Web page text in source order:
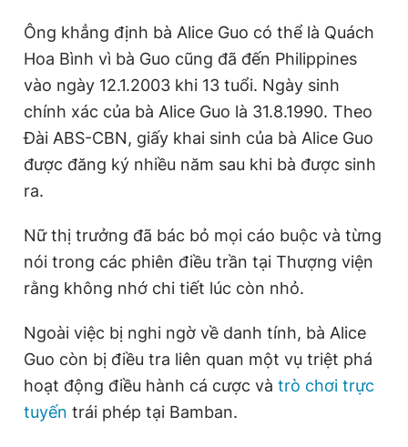
Ông khẳng định bà Alice Guo có thể là Quách
Hoa Bình vì bà Guo cũng đã đến Philippines
vào ngày 12.1.2003 khi 13 tuổi. Ngày sinh
chính xác của bà Alice Guo là 31.8.1990. Theo
Đài ABS-CBN, giấy khai sinh của bà Alice Guo
được đăng ký nhiều năm sau khi bà được sinh
ra.
Nữ thị trưởng đã bác bỏ mọi cáo buộc và từng
nói trong các phiên điều trần tại Thượng viện
rằng không nhớ chi tiết lúc còn nhỏ.
Ngoài việc bị nghi ngờ về danh tính, bà Alice
Guo còn bị điều tra liên quan một vụ triệt phá
hoạt động điều hành cá cược và trò chơi trực
tuyến trái phép tại Bamban.